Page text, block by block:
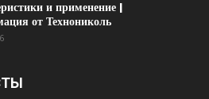
и применение |
от Технониколь